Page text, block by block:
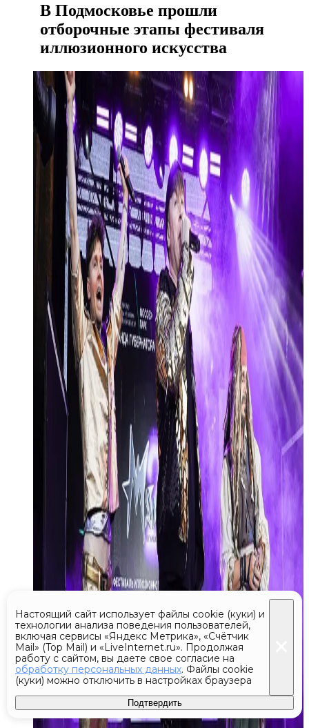
В Подмосковье прошли
отборочные этапы фестиваля
иллюзионного искусства
Настоящий сайт использует файлы cookie (куки) и
технологии анализа поведения пользователей,
включая сервисы «Яндекс Метрика», «Счётчик
Mail» (Top Mail) и «LiveInternet.ru». Продолжая
работу с сайтом, вы даете свое согласие на
обработку персональных данных. Файлы cookie
(куки) можно отключить в настройках браузера
Подтвердить